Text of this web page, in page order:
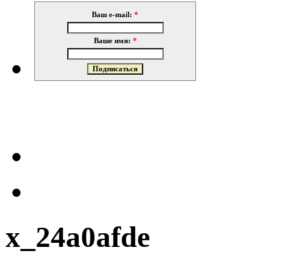
Ваш e-mail: *
Ваше имя: *
x_24a0afde